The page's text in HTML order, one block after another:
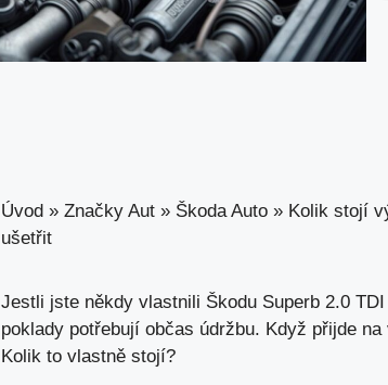
Úvod » Značky Aut » Škoda Auto » Kolik stojí
ušetřit
Jestli jste někdy vlastnili Škodu Superb 2.0
poklady potřebují občas údržbu. Když přijde
Kolik to vlastně stojí?